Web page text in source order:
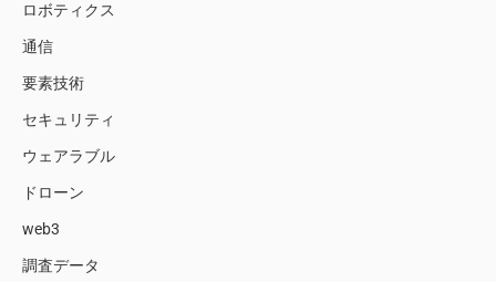
ロボティクス
通信
要素技術
セキュリティ
ウェアラブル
ドローン
web3
調査データ